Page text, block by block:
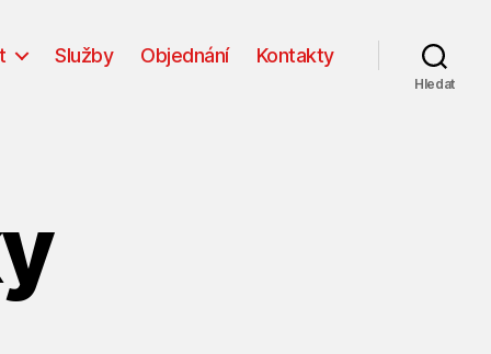
Služby Objednání Kontakty
Hledat